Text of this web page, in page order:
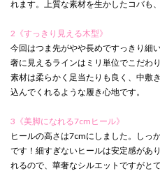
れます。上質な素材を生かしたコバも
2《すっきり見える木型》
今回はつま先がやや長めですっきり細
奢に見えるラインはミリ単位でこだわ
素材は柔らかく足当たりも良く、中敷
込んでくれるような履き心地です。
3《美脚になれる7cmヒール》
ヒールの高さは7cmにしました。しっ
です！細すぎないヒールは安定感があ
れるので、華奢なシルエットですがと